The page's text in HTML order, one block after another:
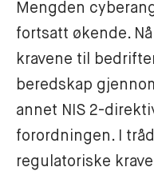
Mengden
fortsatt økende.
kravene til
beredskap
annet NIS 2-
forordningen. I
regulatoriske